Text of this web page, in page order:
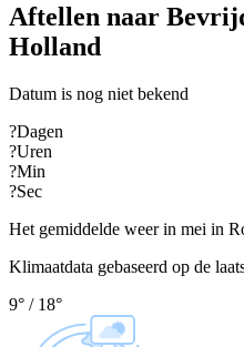
Aftellen naar
Holland
Datum is nog niet bekend
?Dagen
?Uren
?Min
?Sec
Het gemiddelde weer in mei in
Klimaatdata gebaseerd op de
9° / 18°